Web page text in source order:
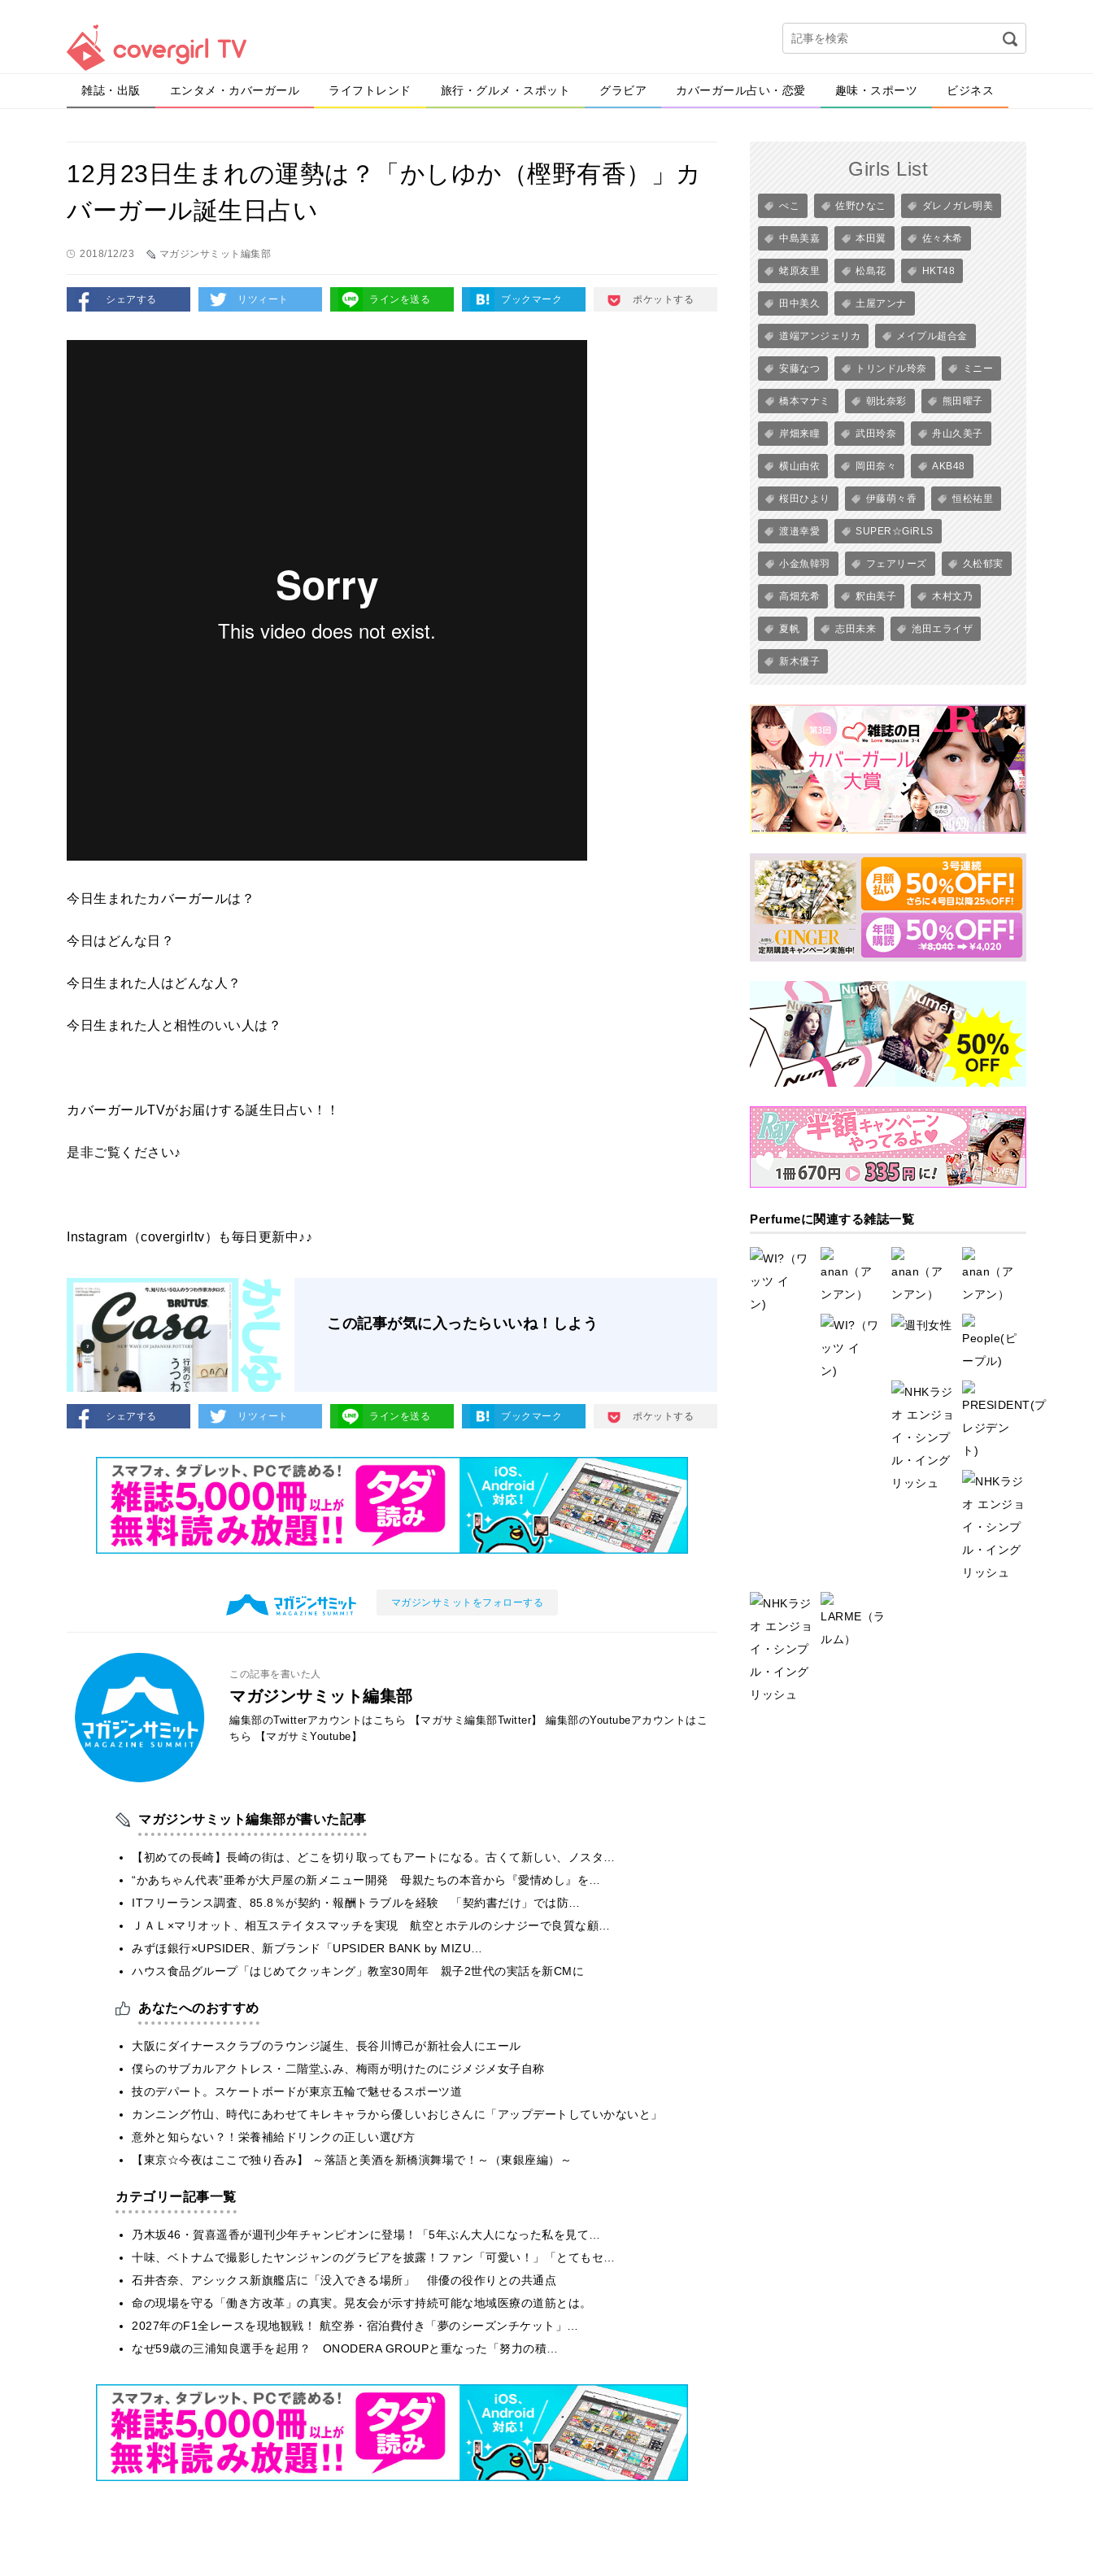
雑誌・出版 エンタメ・カバーガール ライフトレンド 旅行・グルメ・スポット グラビア カバーガール占い・恋愛 趣味・スポーツ ビジネス
12月23日生まれの運勢は？「かしゆか（樫野有香）」カ
バーガール誕生日占い
2018/12/23 マガジンサミット編集部
シェアする リツィート ラインを送る ブックマーク ポケットする
今日生まれたカバーガールは？
今日はどんな日？
今日生まれた人はどんな人？
今日生まれた人と相性のいい人は？
カバーガールTVがお届けする誕生日占い！！
是非ご覧ください♪
Instagram（covergirltv）も毎日更新中♪♪
この記事が気に入ったらいいね！しよう
シェアする リツィート ラインを送る ブックマーク ポケットする
マガジンサミットをフォローする
この記事を書いた人
マガジンサミット編集部
編集部のTwitterアカウントはこちら 【マガサミ編集部Twitter】
編集部のYoutubeアカウントはこ
ちら
【マガサミYoutube】
マガジンサミット編集部が書いた記事
【初めての長崎】長崎の街は、どこを切り取ってもアートになる。古くて新しい、ノスタ…
“かあちゃん代表”亜希が大戸屋の新メニュー開発 母親たちの本音から『愛情めし』を…
ITフリーランス調査、85.8％が契約・報酬トラブルを経験 「契約書だけ」では防…
ＪＡＬ×マリオット、相互ステイタスマッチを実現 航空とホテルのシナジーで良質な顧…
みずほ銀行×UPSIDER、新ブランド「UPSIDER BANK by MIZU…
ハウス食品グループ「はじめてクッキング」教室30周年 親子2世代の実話を新CMに
あなたへのおすすめ
大阪にダイナースクラブのラウンジ誕生、長谷川博己が新社会人にエール
僕らのサブカルアクトレス・二階堂ふみ、梅雨が明けたのにジメジメ女子自称
技のデパート。スケートボードが東京五輪で魅せるスポーツ道
カンニング竹山、時代にあわせてキレキャラから優しいおじさんに「アップデートしていかないと」
意外と知らない？！栄養補給ドリンクの正しい選び方
【東京☆今夜はここで独り呑み】 ～落語と美酒を新橋演舞場で！～（東銀座編）～
カテゴリー記事一覧
乃木坂46・賀喜遥香が週刊少年チャンピオンに登場！「5年ぶん大人になった私を見て…
十味、ベトナムで撮影したヤンジャンのグラビアを披露！ファン「可愛い！」「とてもセ…
石井杏奈、アシックス新旗艦店に「没入できる場所」 俳優の役作りとの共通点
​命の現場を守る「働き方改革」の真実。晃友会が示す持続可能な地域医療の道筋とは。
2027年のF1全レースを現地観戦！ 航空券・宿泊費付き「夢のシーズンチケット」…
なぜ59歳の三浦知良選手を起用？ ONODERA GROUPと重なった「努力の積…
Girls List
ぺこ 佐野ひなこ ダレノガレ明美
中島美嘉 本田翼 佐々木希
蛯原友里 松島花 HKT48
田中美久 土屋アンナ
道端アンジェリカ メイプル超合金
安藤なつ トリンドル玲奈 ミニー
橋本マナミ 朝比奈彩 熊田曜子
岸畑来瞳 武田玲奈 舟山久美子
横山由依 岡田奈々 AKB48
桜田ひより 伊藤萌々香 恒松祐里
渡邉幸愛 SUPER☆GiRLS
小金魚韓羽 フェアリーズ 久松郁実
高畑充希 釈由美子 木村文乃
夏帆 志田未来 池田エライザ
新木優子
Perfumeに関連する雑誌一覧